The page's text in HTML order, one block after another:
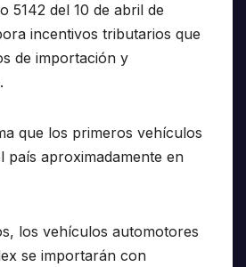
5142 del 10 de abril de
incentivos tributarios que
de importación y
que los primeros vehículos
país aproximadamente en
los vehículos automotores
se importarán con